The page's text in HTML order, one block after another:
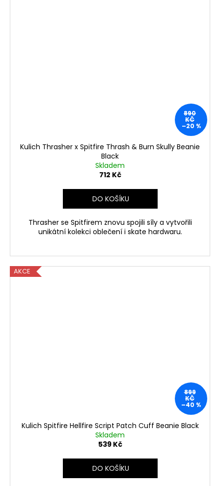
890
KČ
–20 %
Kulich Thrasher x Spitfire Thrash & Burn Skully Beanie
Black
Skladem
712 Kč
DO KOŠÍKU
Thrasher se Spitfirem znovu spojili síly a vytvořili
unikátní kolekci oblečení i skate hardwaru.
AKCE
899
KČ
–40 %
Kulich Spitfire Hellfire Script Patch Cuff Beanie Black
Skladem
539 Kč
DO KOŠÍKU